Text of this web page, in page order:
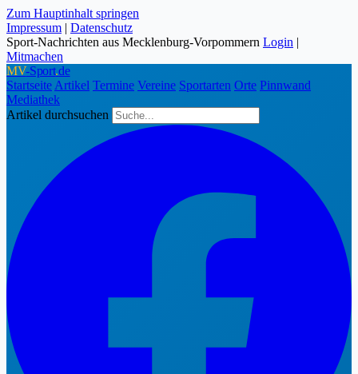
Zum Hauptinhalt springen
Impressum | Datenschutz
Sport-Nachrichten aus Mecklenburg-Vorpommern Login |
Mitmachen
MV-Sport.de
Startseite Artikel Termine Vereine Sportarten Orte Pinnwand
Mediathek
Artikel durchsuchen